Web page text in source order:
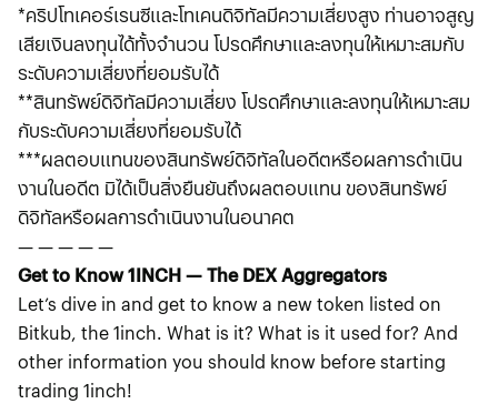
*คริปโทเคอร์เรนซีและโทเคนดิจิทัลมีความเสี่ยงสูง ท่านอาจสูญ
เสียเงินลงทุนได้ทั้งจํานวน โปรดศึกษาและลงทุนให้เหมาะสมกับ
ระดับความเสี่ยงที่ยอมรับได้
**สินทรัพย์ดิจิทัลมีความเสี่ยง โปรดศึกษาและลงทุนให้เหมาะสม
กับระดับความเสี่ยงที่ยอมรับได้
***ผลตอบแทนของสินทรัพย์ดิจิทัลในอดีตหรือผลการดําเนิน
งานในอดีต มิได้เป็นสิ่งยืนยันถึงผลตอบแทน ของสินทรัพย์
ดิจิทัลหรือผลการดําเนินงานในอนาคต
— — — — —
Get to Know 1INCH — The DEX Aggregators
Let’s dive in and get to know a new token listed on
Bitkub, the 1inch. What is it? What is it used for? And
other information you should know before starting
trading 1inch!